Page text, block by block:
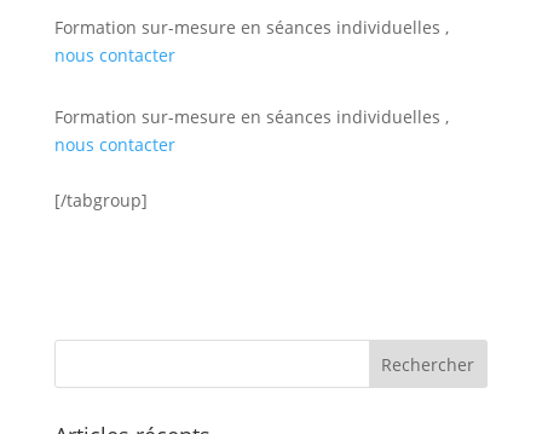
Formation sur-mesure en séances individuelles ,
nous contacter
Formation sur-mesure en séances individuelles ,
nous contacter
[/tabgroup]